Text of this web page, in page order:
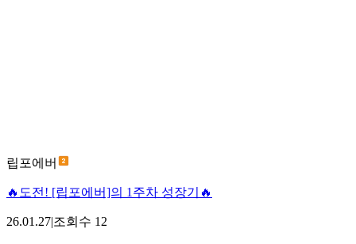
립포에버
🔥도전! [립포에버]의 1주차 성장기🔥
26.01.27|조회수 12